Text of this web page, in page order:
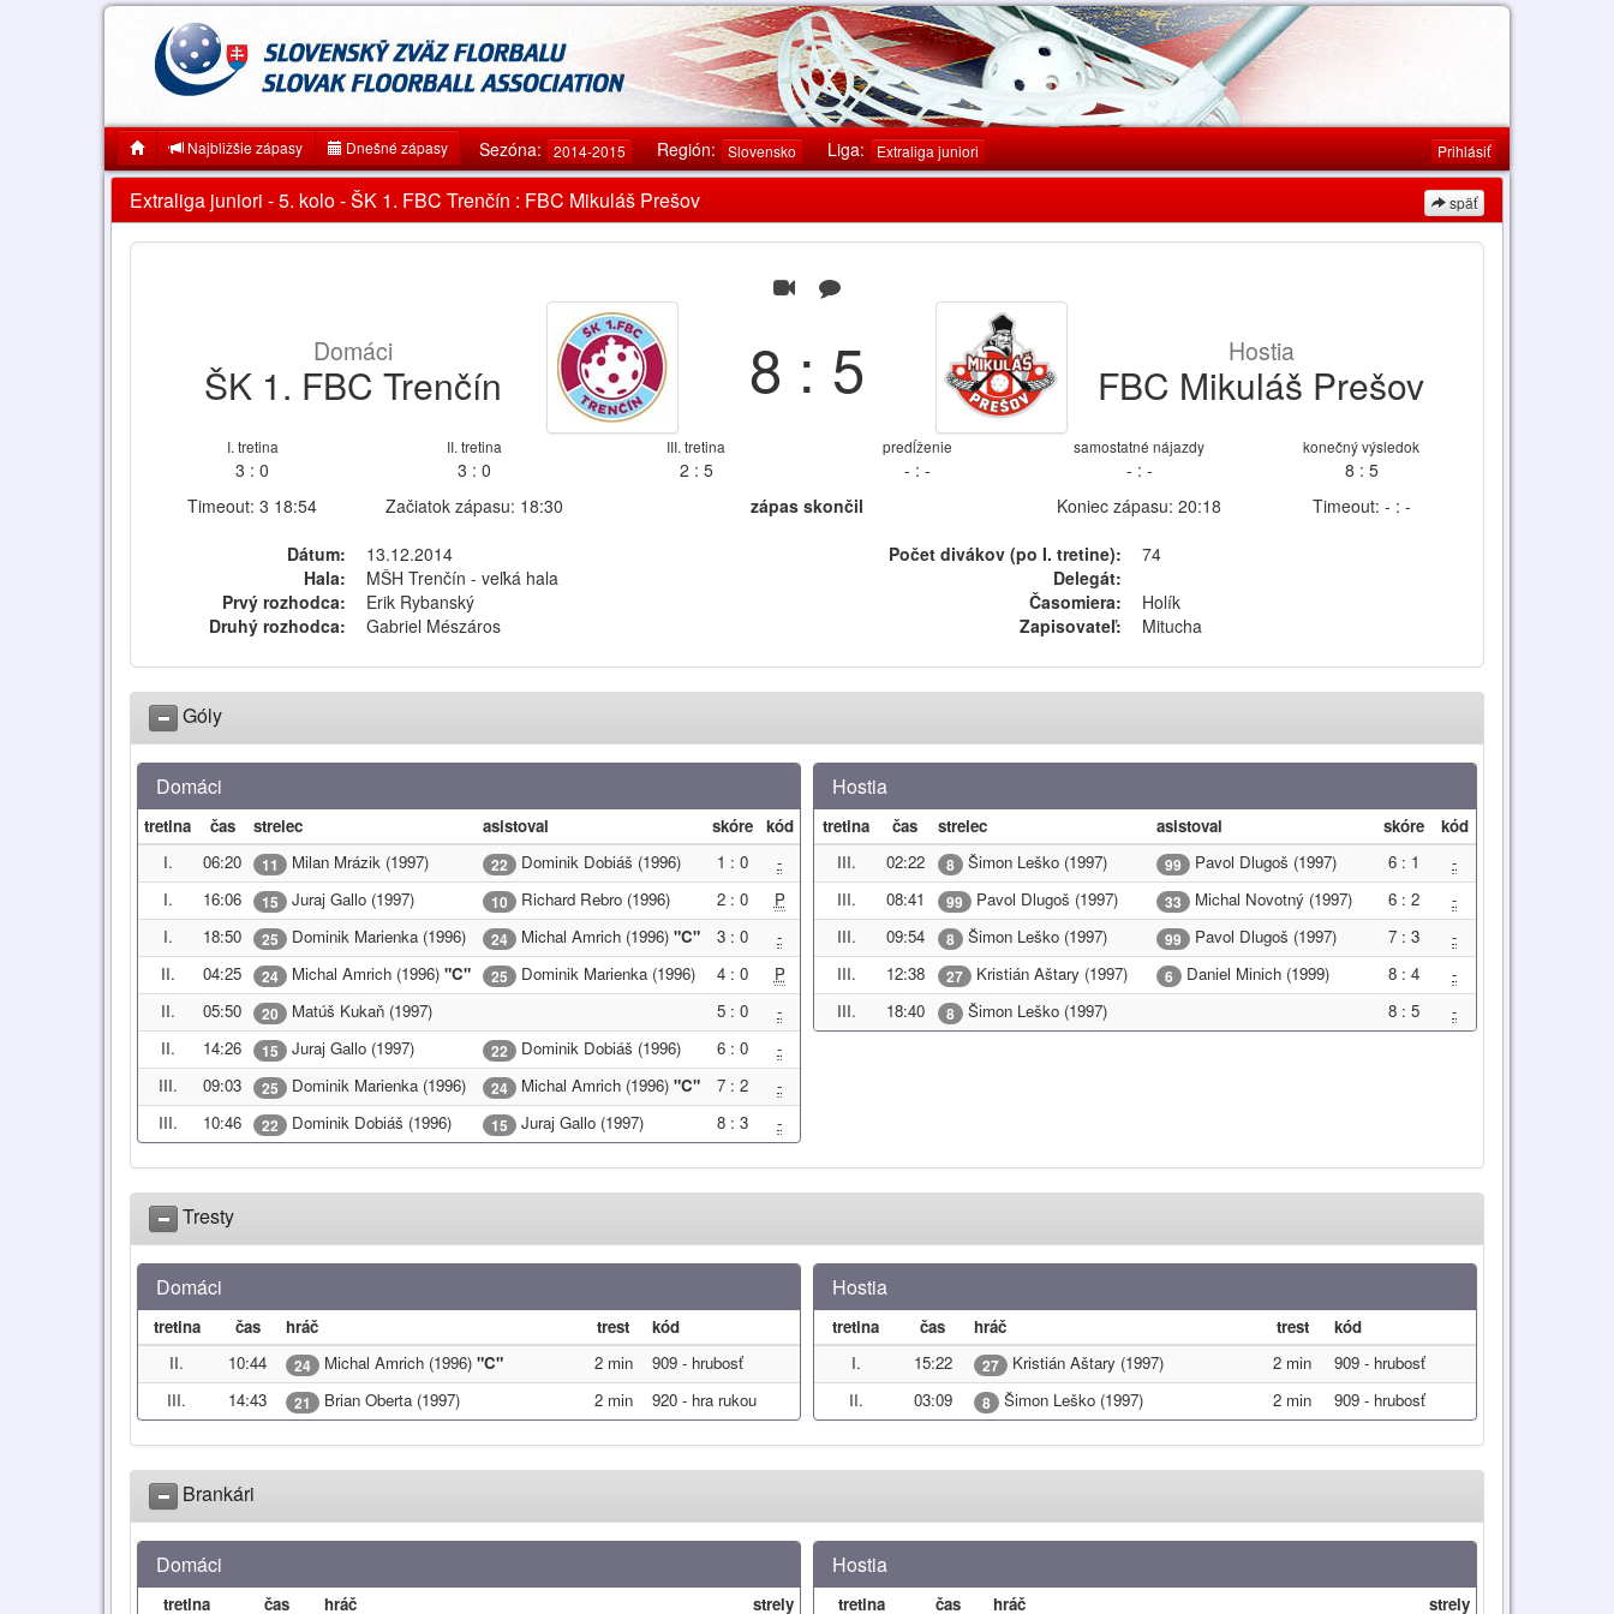
Najbližšie zápasy Dnešné zápasy Sezóna: 2014-2015 Región: Slovensko Liga: Extraliga juniori Prihlásiť
späť
Extraliga juniori - 5. kolo - ŠK 1. FBC Trenčín : FBC Mikuláš Prešov
Domáci
ŠK 1. FBC Trenčín 8 : 5 Hostia
FBC Mikuláš Prešov
I. tretina
3 : 0
II. tretina
3 : 0
III. tretina
2 : 5
predĺženie
- : -
samostatné nájazdy
- : -
konečný výsledok
8 : 5
Timeout: 3 18:54
Začiatok zápasu: 18:30 zápas skončil Koniec zápasu: 20:18
Timeout: - : -
Dátum:
13.12.2014 Počet divákov (po I. tretine):
74
Hala:
MŠH Trenčín - veľká hala
Delegát:
Prvý rozhodca:
Erik Rybanský Časomiera:
Holík
Druhý rozhodca:
Gabriel Mészáros Zapisovateľ: Mitucha
Góly
Domáci
tretina čas strelec asistoval skóre kód
I.
06:20 11 Milan Mrázik (1997) 22 Dominik Dobiáš (1996) 1 : 0
-
I.
16:06 15 Juraj Gallo (1997) 10 Richard Rebro (1996) 2 : 0
P
I.
18:50 25 Dominik Marienka (1996) 24 Michal Amrich (1996) "C" 3 : 0
-
II.
04:25 24 Michal Amrich (1996) "C" 25 Dominik Marienka (1996) 4 : 0
P
II.
05:50 20 Matúš Kukaň (1997) 5 : 0
-
II.
14:26 15 Juraj Gallo (1997) 22 Dominik Dobiáš (1996) 6 : 0
-
III.
09:03 25 Dominik Marienka (1996) 24 Michal Amrich (1996) "C" 7 : 2
-
III.
10:46 22 Dominik Dobiáš (1996) 15 Juraj Gallo (1997) 8 : 3 -
Hostia
tretina čas strelec asistoval skóre
kód
III.
02:22 8 Šimon Leško (1997) 99 Pavol Dlugoš (1997) 6 : 1
-
III.
08:41 99 Pavol Dlugoš (1997) 33 Michal Novotný (1997) 6 : 2
-
III.
09:54 8 Šimon Leško (1997) 99 Pavol Dlugoš (1997) 7 : 3
-
III.
12:38 27 Kristián Aštary (1997) 6 Daniel Minich (1999) 8 : 4
-
III.
18:40 8 Šimon Leško (1997) 8 : 5 -
Tresty
Domáci
tretina čas hráč trest
kód
II.
10:44 24 Michal Amrich (1996) "C" 2 min
909 - hrubosť
III.
14:43 21 Brian Oberta (1997) 2 min 920 - hra rukou
Hostia
tretina čas hráč trest
kód
I.
15:22 27 Kristián Aštary (1997) 2 min
909 - hrubosť
II.
03:09 8 Šimon Leško (1997) 2 min 909 - hrubosť
Brankári
Domáci
tretina čas hráč strely
Hostia
tretina čas hráč strely